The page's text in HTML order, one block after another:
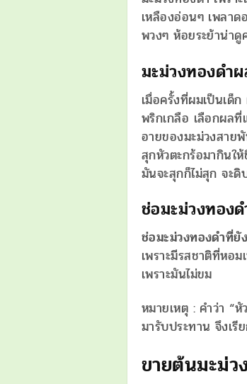
เหลืองอ่อนๆ เพลาด
พวงๆ ห้อยระย้าน่าดู
มะม่วงทองดำ
เมื่อครั้งที่ผมเป็นเด็
พริกเกลือ เลือกผล
อายของมะม่วงสาย
สุกหัวตะกร้อมากินใ
มันจะสุกก็ไม่สุก จะ
ช่อมะม่วงทอง
ช่อมะม่วงทองดำที่ยั
เพราะมีรสชาติที่หอ
เพราะมันไม่ขม
หมายเหตุ : คำว่า “
มารับประทาน จึงเรี
ขายต้นมะม่